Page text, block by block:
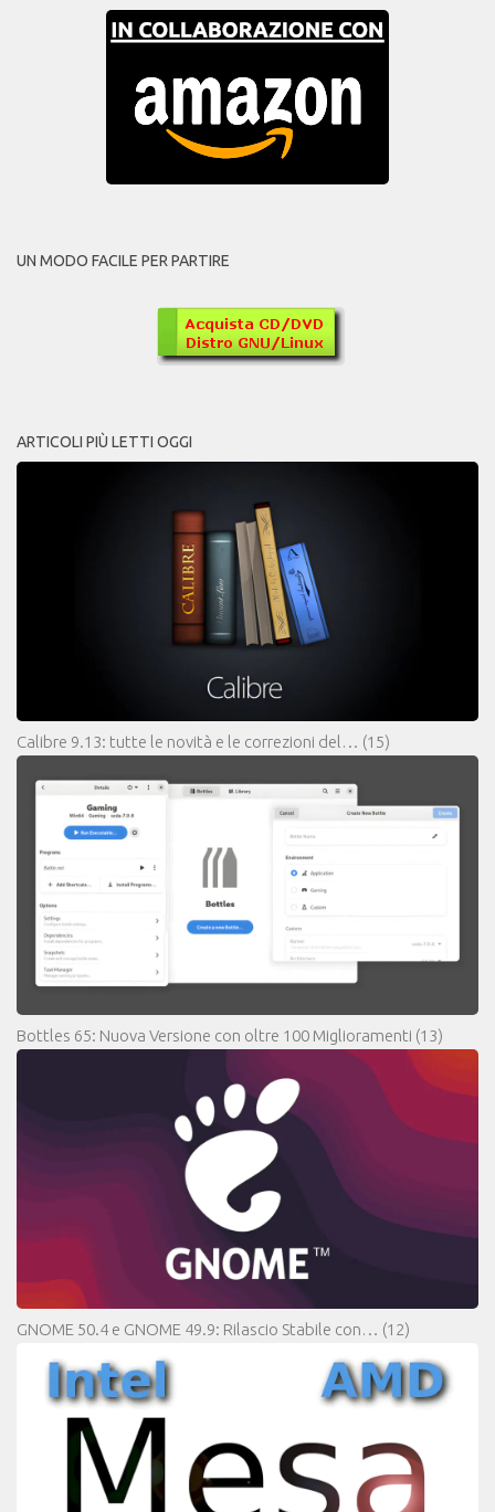
UN MODO FACILE PER PARTIRE
ARTICOLI PIÙ LETTI OGGI
Calibre 9.13: tutte le novità e le correzioni del… (15)
Bottles 65: Nuova Versione con oltre 100 Miglioramenti (13)
GNOME 50.4 e GNOME 49.9: Rilascio Stabile con… (12)